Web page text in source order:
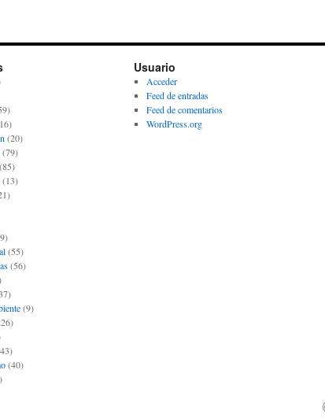
(20)
(79)
(13)
(55)
(56)
(9)
(40)
Usuario
Acceder
Feed de entradas
Feed de comentarios
WordPress.org